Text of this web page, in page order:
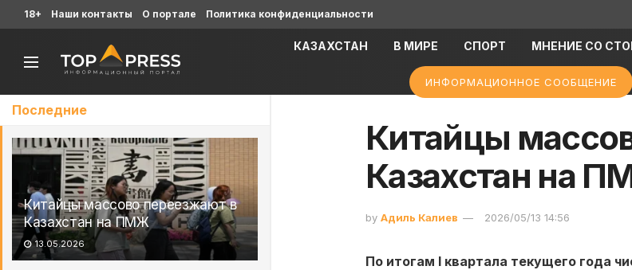
Последние
Китайцы массово переезжают в
Казахстан на ПМЖ
13.05.2026
18+ Наши контакты О портале Политика конфиденциальности
КАЗАХСТАН В МИРЕ СПОРТ МНЕНИЕ СО
ИНФОРМАЦИОННОЕ СООБЩЕНИЕ
Китайцы
Казахстан на
by Адиль Калиев 2026/05/13 14:56
По итогам I квартала текущего года